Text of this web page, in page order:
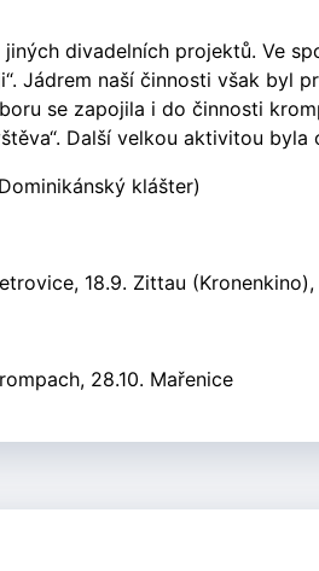
divadelních projektů. Ve
Jádrem naší činnosti však byl
se zapojila i do činnosti
Další velkou aktivitou
klášter)
18.9. Zittau
28.10. Mařenice